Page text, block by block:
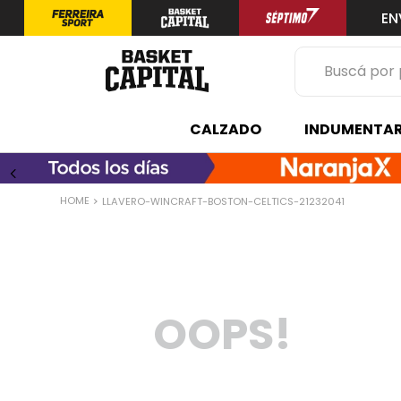
Buscá por
CALZADO
LLAVERO-WINCRAFT-BOSTON-CELTICS-21232041
OOPS!
2.
niño
3.